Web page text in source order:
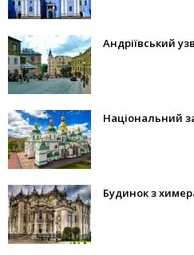
Андріївський
Національний
Будинок з